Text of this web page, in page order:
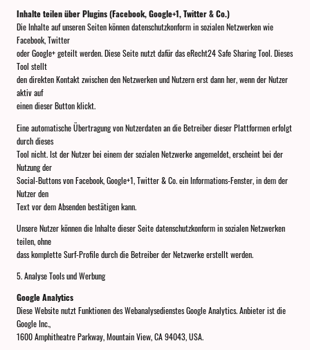
Inhalte teilen über Plugins (Facebook, Google+1, Twitter & Co.)
Die Inhalte auf unseren Seiten können datenschutzkonform in sozialen Netzwerken wie
Facebook, Twitter
oder Google+ geteilt werden. Diese Seite nutzt dafür das eRecht24 Safe Sharing Tool. Dieses
Tool stellt
den direkten Kontakt zwischen den Netzwerken und Nutzern erst dann her, wenn der Nutzer
aktiv auf
einen dieser Button klickt.
Eine automatische Übertragung von Nutzerdaten an die Betreiber dieser Plattformen erfolgt
durch dieses
Tool nicht. Ist der Nutzer bei einem der sozialen Netzwerke angemeldet, erscheint bei der
Nutzung der
Social-Buttons von Facebook, Google+1, Twitter & Co. ein Informations-Fenster, in dem der
Nutzer den
Text vor dem Absenden bestätigen kann.
Unsere Nutzer können die Inhalte dieser Seite datenschutzkonform in sozialen Netzwerken
teilen, ohne
dass komplette Surf-Profile durch die Betreiber der Netzwerke erstellt werden.
5. Analyse Tools und Werbung
Google Analytics
Diese Website nutzt Funktionen des Webanalysedienstes Google Analytics. Anbieter ist die
Google Inc.,
1600 Amphitheatre Parkway, Mountain View, CA 94043, USA.